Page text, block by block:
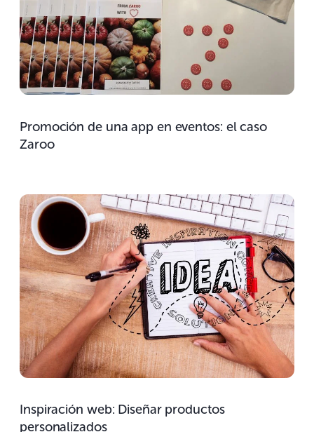
Promoción de una app en eventos: el caso
Zaroo
Inspiración web: Diseñar productos
personalizados